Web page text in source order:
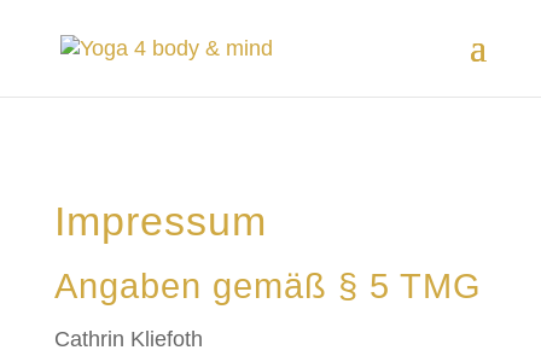
Impressum
Angaben gemäß § 5 TMG
Cathrin Kliefoth